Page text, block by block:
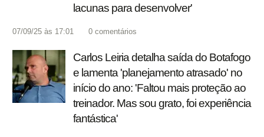
lacunas para desenvolver'
07/09/25 às 17:01 0 comentários
Carlos Leiria detalha saída do Botafogo
e lamenta 'planejamento atrasado' no
início do ano: 'Faltou mais proteção ao
treinador. Mas sou grato, foi experiência
fantástica'